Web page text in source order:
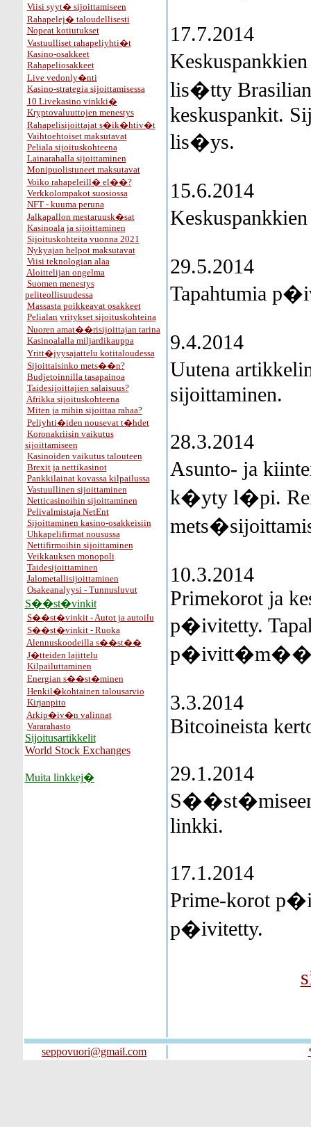
Viisi syyt� sijoittamiseen
Rahapelej� taloudellisesti
Nopeat kotiutukset
Vastuulliset rahapeliyhti�t
Kasino-osakkeet
Rahapeliosakkeet
Live vedonly�nti
Kasino-strategia sijoittamisessa
10 Livekasino vinkki�
Kryptovaluuttojen menestys
Rahapelisijoittajat s�ik�htiv�t
Vaihtoehtoiset maksutavat
Peliala sijoituskohteena
Lainarahalla sijoittaminen
Monipuolistuneet maksutavat
Voiko rahapeleill� el��?
Verkkolompakot suosiossa
NFT - kuuma peruna
Jalkapallon mestaruusk�sat
Kasinoala ja sijoittaminen
Sijoituskohteita vuonna 2021
Nykyajan helpot maksutavat
Viisi teknologian alaa
Aloittelijan ongelma
Suomen menestys
peliteollisuudessa
Massasta poikkeavat osakkeet
Pelialan yritykset sijoituskohteina
Nuoren amat��risijoittajan tarina
Kasinoalalla miljardikauppa
Yritt�jyysajattelu kotitaloudessa
Sijoittaisinko mets��n?
Budjetoinnilla tasapainoa
Taidesijoittajien salaisuus?
Afrikka sijoituskohteena
Miten ja mihin sijoittaa rahaa?
Peliyhti�iden nousevat t�hdet
Koronakriisin vaikutus
sijoittamiseen
Kasinoiden vaikutus talouteen
Brexit ja nettikasinot
Pankkilainat kovassa kilpailussa
Vastuullinen sijoittaminen
Netticasinoihin sijoittaminen
Pelivalmistaja NetEnt
Sijoittaminen kasino-osakkeisiin
Uhkapelifirmat nousussa
Nettifirmoihin sijoittaminen
Veikkauksen monopoli
Taidesijoittaminen
Jalometallisijoittaminen
Osakeanalyysi - Tunnusluvut
S��st�vinkit
S��st�vinkit - Autot ja autoilu
S��st�vinkit - Ruoka
Alennuskoodeilla s��st��
J�tteiden lajittelu
Kilpailuttaminen
Energian s��st�minen
Henkil�kohtainen talousarvio
Kirjanpito
Arkip�iv�n valinnat
Vararahasto
Sijoitusartikkelit
World Stock Exchanges
Muita linkkej�
17.7.2014
lis�tty
keskuspankit.
lis�ys.
15.6.2014
29.5.2014
Tapahtumia
9.4.2014
Uutena
sijoittaminen.
28.3.2014
Asunto- ja
k�yty l�pi.
10.3.2014
Primekorot ja
p�ivitetty.
p�ivitt�m��n
3.3.2014
Bitcoineista
29.1.2014
linkki.
17.1.2014
Prime-korot
p�ivitetty.
seppovuori@gmail.com